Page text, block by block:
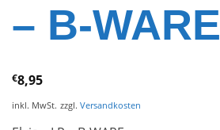
– B-WARE
€8,95
inkl. MwSt. zzgl. Versandkosten